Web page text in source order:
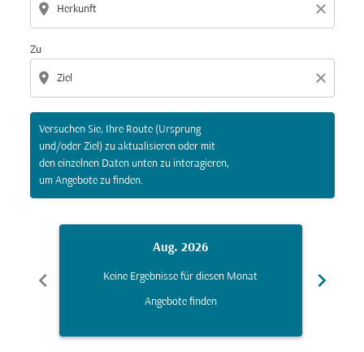
location_on close
Zu
location_on close
Versuchen Sie, Ihre Route (Ursprung
und/oder Ziel) zu aktualisieren oder mit
den einzelnen Daten unten zu interagieren,
um Angebote zu finden.
chevron_left
Aug. 2026
Keine Ergebnisse für diesen Monat
Angebote finden
chevron_right